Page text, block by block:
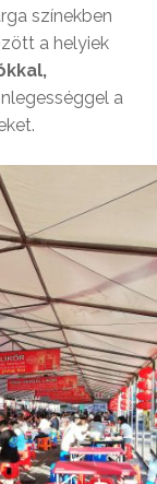
színekben
a helyiek
a